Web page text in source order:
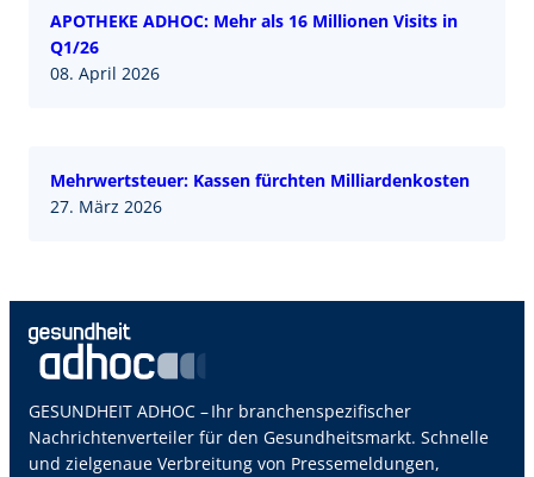
APOTHEKE ADHOC: Mehr als 16 Millionen Visits in
Q1/26
08. April 2026
Mehrwertsteuer: Kassen fürchten Milliardenkosten
27. März 2026
GESUNDHEIT ADHOC – Ihr branchenspezifischer
Nachrichtenverteiler für den Gesundheitsmarkt. Schnelle
und zielgenaue Verbreitung von Pressemeldungen,